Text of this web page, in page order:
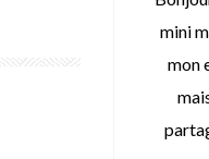
mini
mon